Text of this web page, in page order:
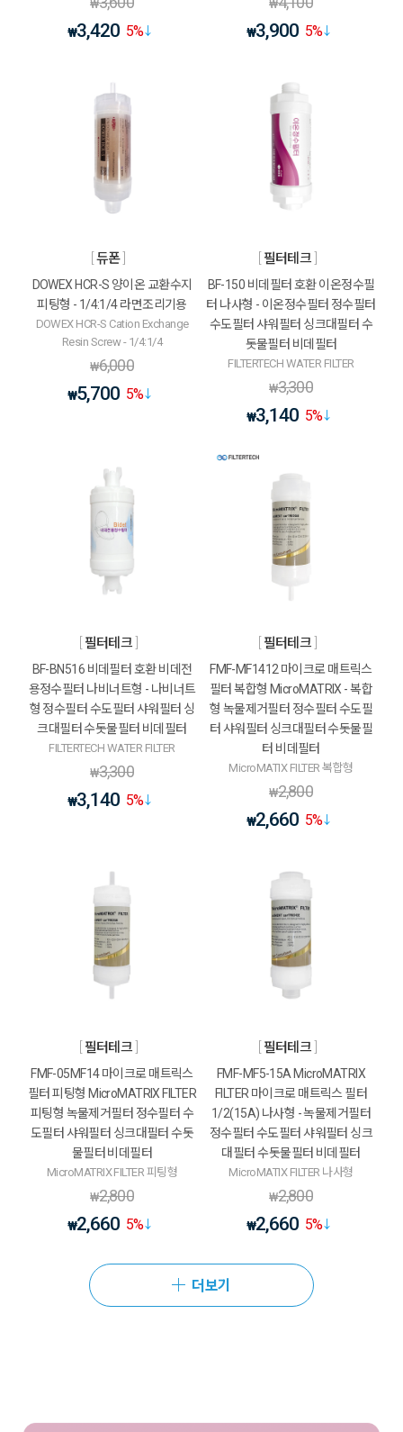
₩
₩3,420 5%
₩
₩3,900 5%
듀폰
DOWEX HCR-S 양이온 교환수지
피팅형 - 1/4:1/4 라면조리기용
DOWEX HCR-S Cation Exchange
Resin Screw - 1/4:1/4
₩6,000
₩5,700 5%
필터테크
BF-150 비데필터 호환 이온정수필
터 나사형 - 이온정수필터 정수필터
수도필터 샤워필터 싱크대필터 수
돗물필터 비데필터
FILTERTECH WATER FILTER
₩3,300
₩3,140 5%
필터테크
BF-BN516 비데필터 호환 비데전
용정수필터 나비너트형 - 나비너트
형 정수필터 수도필터 샤워필터 싱
크대필터 수돗물필터 비데필터
FILTERTECH WATER FILTER
₩3,300
₩3,140 5%
필터테크
FMF-MF1412 마이크로 매트릭스
필터 복합형 MicroMATRIX - 복합
형 녹물제거필터 정수필터 수도필
터 샤워필터 싱크대필터 수돗물필
터 비데필터
MicroMATIX FILTER 복합형
₩2,800
₩2,660 5%
필터테크
FMF-05MF14 마이크로 매트릭스
필터 피팅형 MicroMATRIX FILTER
피팅형 녹물제거필터 정수필터 수
도필터 샤워필터 싱크대필터 수돗
물필터 비데필터
MicroMATRIX FILTER 피팅형
₩2,800
₩2,660 5%
필터테크
FMF-MF5-15A MicroMATRIX
FILTER 마이크로 매트릭스 필터
1/2(15A) 나사형 - 녹물제거필터
정수필터 수도필터 샤워필터 싱크
대필터 수돗물필터 비데필터
MicroMATIX FILTER 나사형
₩2,800
₩2,660 5%
더보기